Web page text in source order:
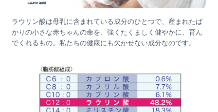
ラウリン酸は母乳に含まれている成分のひとつで、産まれたば
かりの小さな赤ちゃんの命を、強くたくましく健やかに、育ん
でくれるもの。私たちの健康にも欠かせない成分なのです。